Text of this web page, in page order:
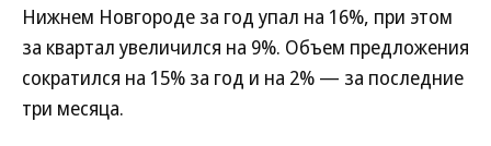
Нижнем Новгороде за год упал на 16%, при этом
за квартал увеличился на 9%. Объем предложения
сократился на 15% за год и на 2% — за последние
три месяца.